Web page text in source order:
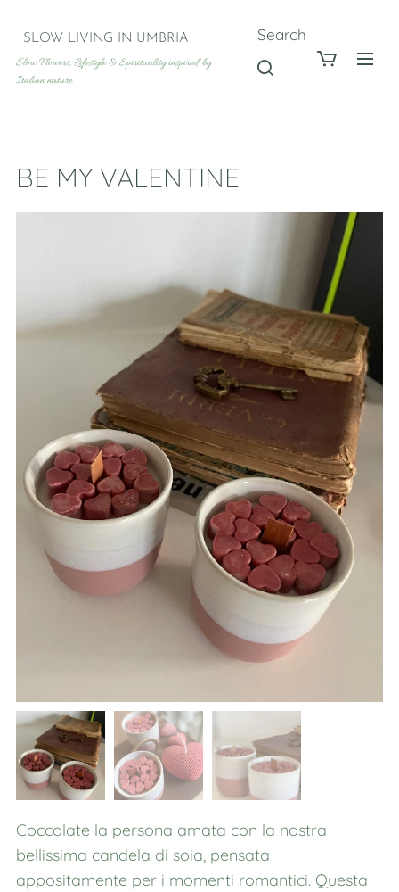
SLOW LIVING IN UMBRIA
Slow Flowers, Lifestyle & Spirituality inspired by
Italian nature
Search
BE MY VALENTINE
Coccolate la persona amata con la nostra
bellissima candela di soia, pensata
appositamente per i momenti romantici. Questa